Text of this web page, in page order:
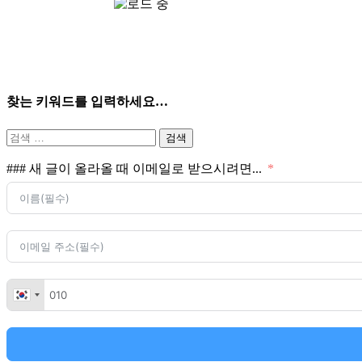
찾는 키워드를 입력하세요…
검
### 새 글이 올라올 때 이메일로 받으시려면...